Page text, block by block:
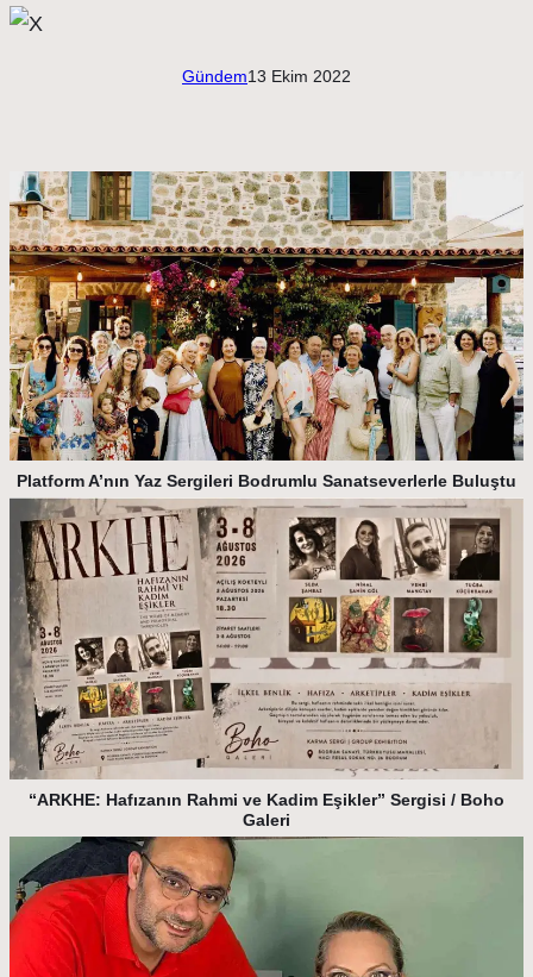
Gündem13 Ekim 2022
Platform A’nın Yaz Sergileri Bodrumlu Sanatseverlerle Buluştu
“ARKHE: Hafızanın Rahmi ve Kadim Eşikler” Sergisi / Boho
Galeri